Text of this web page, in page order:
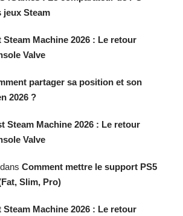
jeux Steam
Steam Machine 2026 : Le retour
Valve
partager sa position et son
2026 ?
Steam Machine 2026 : Le retour
Valve
dans Comment mettre le support PS5
Slim, Pro)
Steam Machine 2026 : Le retour